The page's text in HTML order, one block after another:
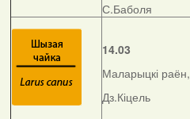
С.Баболя
14.03
Маларыцкі раён,
Дз.Кіцель